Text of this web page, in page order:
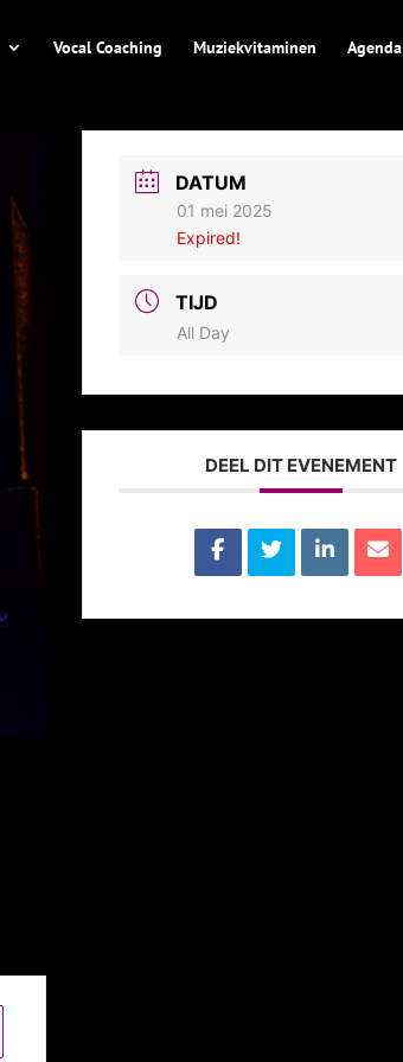
Vocal Coaching Muziekvitaminen Agenda
DATUM
01 mei 2025
Expired!
TIJD
All Day
DEEL DIT EVENEMENT